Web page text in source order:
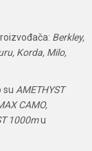
Berkley,
Korda, Milo,
su AMETHYST
CAMO,
1000mu